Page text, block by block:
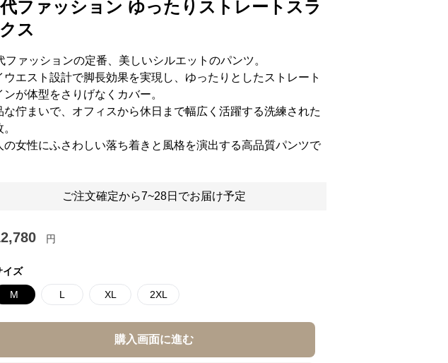
ファッション ゆったりストレートスラ
ス
ファッションの定番、美しいシルエットのパンツ。
ウエスト設計で脚長効果を実現し、ゆったりとしたストレート
ンが体型をさりげなくカバー。
な佇まいで、オフィスから休日まで幅広く活躍する洗練された
の女性にふさわしい落ち着きと風格を演出する高品質パンツで
ご注文確定から7~28日でお届け予定
円
イズ
M L XL 2XL
購入画面に進む